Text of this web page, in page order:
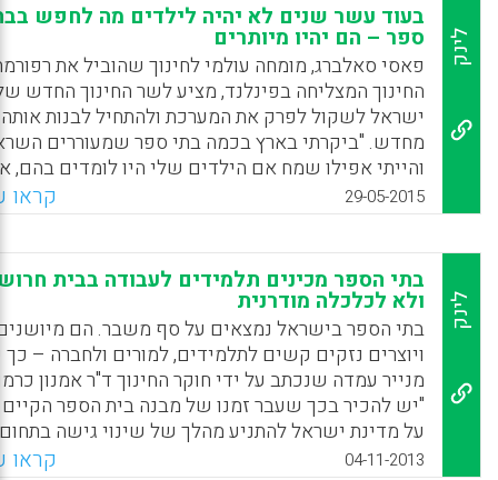
WhatsApp
Facebook
Email
X לינק
בעוד עשר שנים לא יהיה לילדים מה לחפש
ספר – הם יהיו מיותרים
פאסי סאלברג, מומחה עולמי לחינוך שהוביל את
החינוך המצליחה בפינלנד, מציע לשר החינוך החדש
ישראל לשקול לפרק את המערכת ולהתחיל לבנות אותה
מחדש. "ביקרתי בארץ בכמה בתי ספר שמעוררים
והייתי אפילו שמח אם הילדים שלי היו לומדים בהם,
המטרה היא לא רק ליצור בית ספר טוב או כמה בתי ספר
טובים. אנחנו יודעים איך ליצור בית ספר טוב, והמטרה
לעצב מערכת שלמה שבה כל בתי הספר כאלה. האם
לתכנן מערכת שבה כל בתי הספר יהיו בתי ספר טובים
ומגוונים, מבלי להתעקש שכל בתי הספר יהיו אותו
(דפנה מאור, ליאור דטל).
WhatsApp
Facebook
Email
X
29-05-2015 קראו
לינק
בתי הספר מכינים תלמידים לעבודה בבית
ולא לכלכלה מודרנית
בתי הספר בישראל נמצאים על סף משבר. הם
ויוצרים נזקים קשים לתלמידים, למורים ולחברה – כך
מנייר עמדה שנכתב על ידי חוקר החינוך ד"ר אמנון
"יש להכיר בכך שעבר זמנו של מבנה בית הספר
על מדינת ישראל להתניע מהלך של שינוי גישה בתחום
החינוך", נכתב בנייר העמדה ( ליאור דטל) .
04-11-2013 קראו